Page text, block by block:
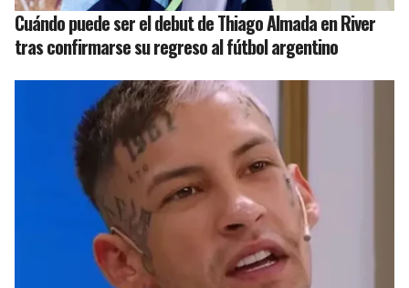
Cuándo puede ser el debut de Thiago Almada en River
tras confirmarse su regreso al fútbol argentino